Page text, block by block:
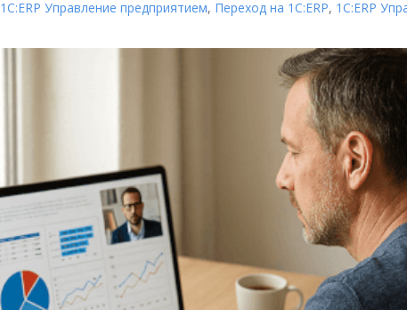
1С:ERP Управление предприятием, Переход на 1C:ERP, 1С:ERP